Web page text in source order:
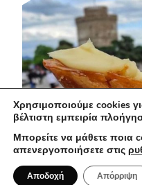
3 Αυγούστου 2026
Χρησιμοποιούμε cookies
βέλτιστη εμπειρία
Μπορείτε να μάθετε ποια
απενεργοποιήσετε στις
Αποδοχή Απόρριψη